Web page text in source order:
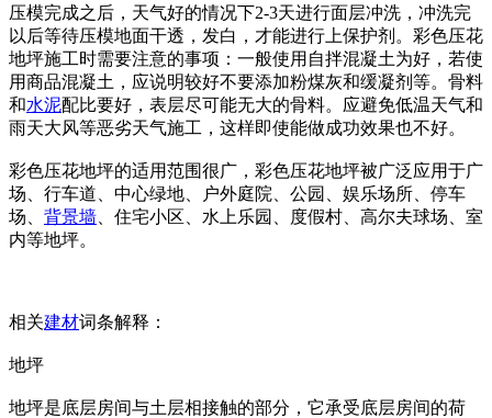
压模完成之后，天气好的情况下2-3天进行面层冲洗，冲洗完
以后等待压模地面干透，发白，才能进行上保护剂。彩色压花
地坪施工时需要注意的事项：一般使用自拌混凝土为好，若使
用商品混凝土，应说明较好不要添加粉煤灰和缓凝剂等。骨料
和水泥配比要好，表层尽可能无大的骨料。应避免低温天气和
雨天大风等恶劣天气施工，这样即使能做成功效果也不好。
彩色压花地坪的适用范围很广，彩色压花地坪被广泛应用于广
场、行车道、中心绿地、户外庭院、公园、娱乐场所、停车
场、 背景墙 、住宅小区、水上乐园、度假村、高尔夫球场、室
内等地坪。
相关建材词条解释：
地坪
地坪是底层房间与土层相接触的部分，它承受底层房间的荷